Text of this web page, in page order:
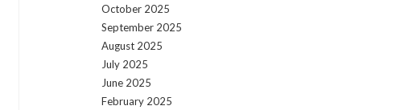
October 2025
September 2025
August 2025
July 2025
June 2025
February 2025